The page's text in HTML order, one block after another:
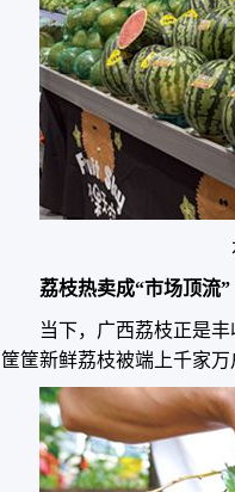
荔枝热卖成“市场顶流”
当下，广西荔枝正是
筐筐新鲜荔枝被端上千家